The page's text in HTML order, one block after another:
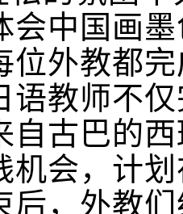
会中国画
位外教都
语教师不
自古巴的
机会，计
后，外教